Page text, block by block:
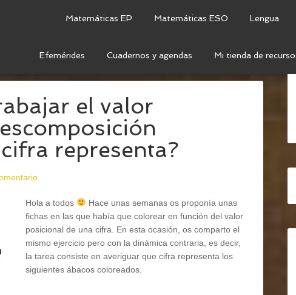
Matemáticas EP Matemáticas ESO Lengua
Efemérides Cuadernos y agendas Mi tienda de
NÚMEROS DE 3 CIFRAS
el valor
representa?
Hola a todos
Hace unas semanas os proponía unas
fichas en las que había que colorear en función del valor
posicional de una cifra. En esta ocasión, os comparto el
mismo ejercicio pero con la dinámica contraria, es decir,
la tarea consiste en averiguar que cifra representa los
siguientes ábacos coloreados.